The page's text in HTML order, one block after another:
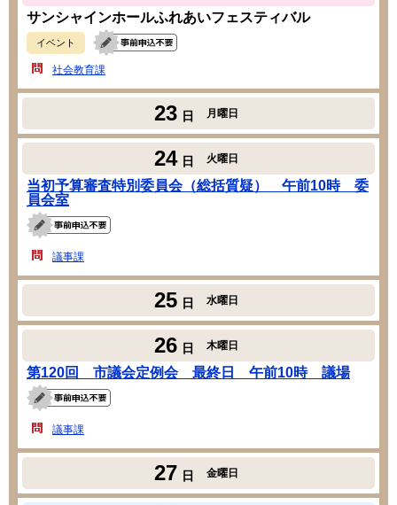
サンシャインホールふれあいフェスティバル
イベント
社会教育課
23 日 月曜日
24 日 火曜日
当初予算審査特別委員会（総括質疑） 午前10時 委
員会室
議事課
25 日 水曜日
26 日 木曜日
第120回 市議会定例会 最終日 午前10時 議場
議事課
27 日 金曜日